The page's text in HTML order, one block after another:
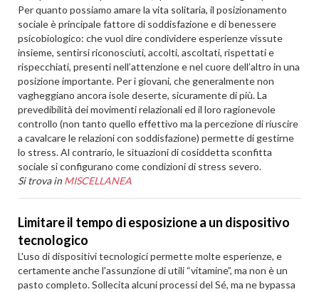
Per quanto possiamo amare la vita solitaria, il posizionamento
sociale è principale fattore di soddisfazione e di benessere
psicobiologico: che vuol dire condividere esperienze vissute
insieme, sentirsi riconosciuti, accolti, ascoltati, rispettati e
rispecchiati, presenti nell’attenzione e nel cuore dell’altro in una
posizione importante. Per i giovani, che generalmente non
vagheggiano ancora isole deserte, sicuramente di più. La
prevedibilità dei movimenti relazionali ed il loro ragionevole
controllo (non tanto quello effettivo ma la percezione di riuscire
a cavalcare le relazioni con soddisfazione) permette di gestirne
lo stress. Al contrario, le situazioni di cosiddetta sconfitta
sociale si configurano come condizioni di stress severo.
Si trova in MISCELLANEA
Limitare il tempo di esposizione a un dispositivo
tecnologico
L'uso di dispositivi tecnologici permette molte esperienze, e
certamente anche l'assunzione di utili “vitamine”, ma non è un
pasto completo. Sollecita alcuni processi del Sé, ma ne bypassa